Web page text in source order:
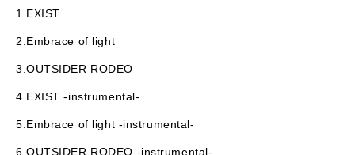
1.EXIST
2.Embrace of light
3.OUTSIDER RODEO
4.EXIST -instrumental-
5.Embrace of light -instrumental-
6.OUTSIDER RODEO -instrumental-